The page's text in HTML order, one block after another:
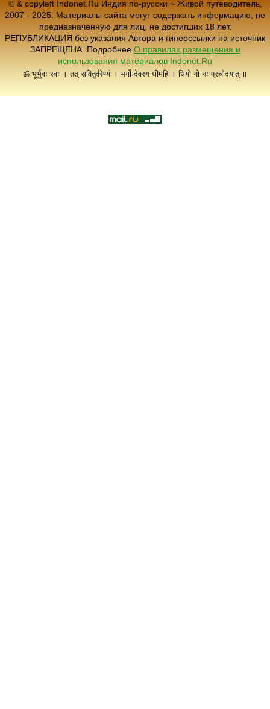
© & copyleft Indonet.Ru Индия по-русски ~ Живой путеводитель,
2007 - 2025. Материалы сайта могут содержать информацию, не
предназначенную для лиц, не достигших 18 лет.
РЕПУБЛИКАЦИЯ без указания Автора и гиперссылки на источник
ЗАПРЕЩЕНА. Подробнее О правилах размещения и
использования материалов Indonet.Ru
ॐ भूर्भुवः स्वः । तत् सवितुर्वरेण्यं । भर्गो देवस्य धीमहि । धियो यो नः प्रचोदयात् ॥